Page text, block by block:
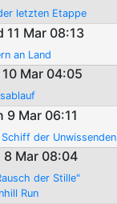
letzten Etappe
11 Mar 08:13
an Land
10 Mar 04:05
9 Mar 06:11
Schiff der Unwissenden
8 Mar 08:04
der Stille"
Run